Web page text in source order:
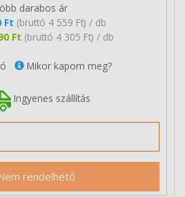
darabos ár
Ft (bruttó 4 559 Ft) / db
Ft (bruttó 4 305 Ft) / db
Mikor kapom meg?
Ingyenes szállítás
rendelhető